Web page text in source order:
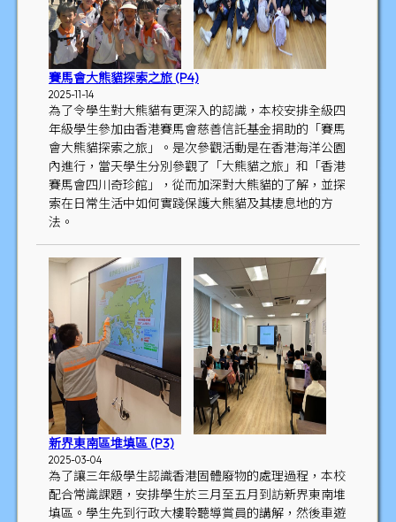
賽馬會大熊貓探索之旅 (P4)
2025-11-14
為了令學生對大熊貓有更深入的認識，本校安排全級四
年級學生參加由香港賽馬會慈善信託基金捐助的「賽馬
會大熊貓探索之旅」。是次參觀活動是在香港海洋公園
內進行，當天學生分別參觀了「大熊貓之旅」和「香港
賽馬會四川奇珍館」，從而加深對大熊貓的了解，並探
索在日常生活中如何實踐保護大熊貓及其棲息地的方
法。
新界東南區堆填區 (P3)
2025-03-04
為了讓三年級學生認識香港固體廢物的處理過程，本校
配合常識課題，安排學生於三月至五月到訪新界東南堆
填區。學生先到行政大樓聆聽導賞員的講解，然後車遊